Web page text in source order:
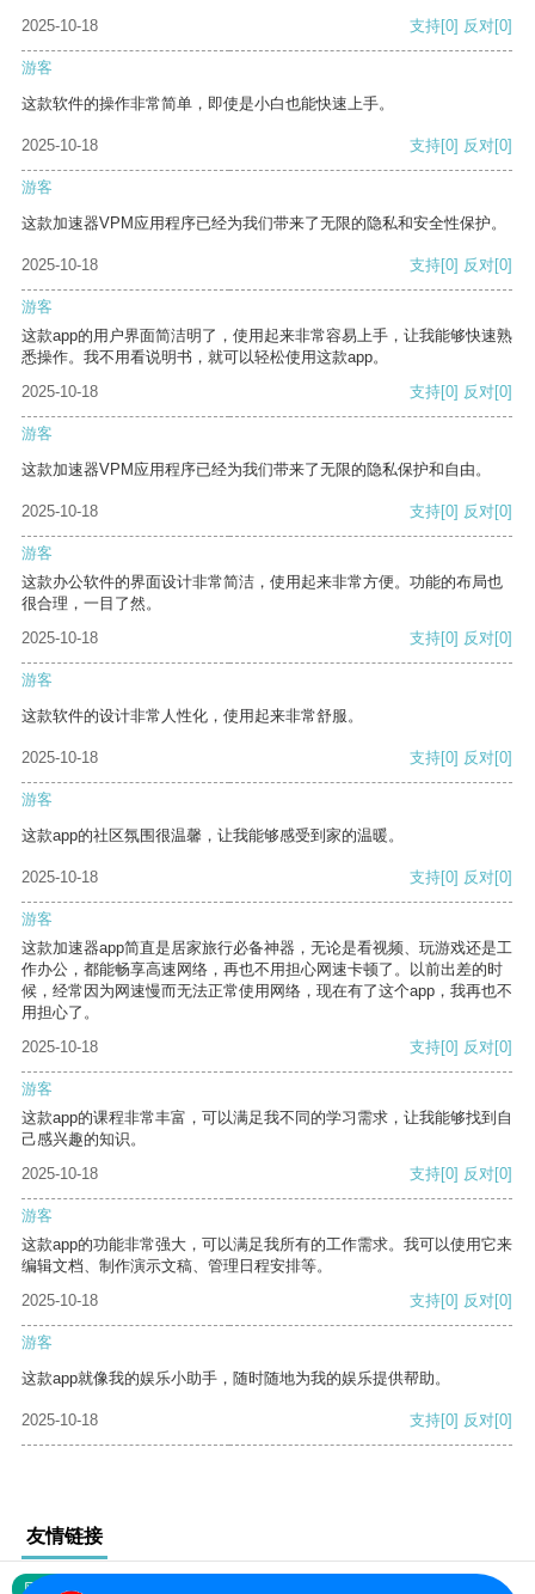
2025-10-18 支持[0] 反对[0]
游客
这款软件的操作非常简单，即使是小白也能快速上手。
2025-10-18 支持[0] 反对[0]
游客
这款加速器VPM应用程序已经为我们带来了无限的隐私和安全性保护。
2025-10-18 支持[0] 反对[0]
游客
这款app的用户界面简洁明了，使用起来非常容易上手，让我能够快速熟
悉操作。我不用看说明书，就可以轻松使用这款app。
2025-10-18
支持[0] 反对[0]
游客
这款加速器VPM应用程序已经为我们带来了无限的隐私保护和自由。
2025-10-18 支持[0] 反对[0]
游客
这款办公软件的界面设计非常简洁，使用起来非常方便。功能的布局也
很合理，一目了然。
2025-10-18
支持[0] 反对[0]
游客
这款软件的设计非常人性化，使用起来非常舒服。
2025-10-18 支持[0] 反对[0]
游客
这款app的社区氛围很温馨，让我能够感受到家的温暖。
2025-10-18 支持[0] 反对[0]
游客
这款加速器app简直是居家旅行必备神器，无论是看视频、玩游戏还是工
作办公，都能畅享高速网络，再也不用担心网速卡顿了。以前出差的时
候，经常因为网速慢而无法正常使用网络，现在有了这个app，我再也不
用担心了。
2025-10-18
支持[0] 反对[0]
游客
这款app的课程非常丰富，可以满足我不同的学习需求，让我能够找到自
己感兴趣的知识。
2025-10-18
支持[0] 反对[0]
游客
这款app的功能非常强大，可以满足我所有的工作需求。我可以使用它来
编辑文档、制作演示文稿、管理日程安排等。
2025-10-18
支持[0] 反对[0]
游客
这款app就像我的娱乐小助手，随时随地为我的娱乐提供帮助。
2025-10-18 支持[0] 反对[0]
友情链接
网站地图